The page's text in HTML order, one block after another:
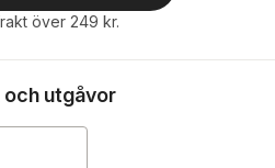
över 249 kr.
utgåvor